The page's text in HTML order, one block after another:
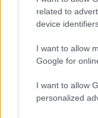
related to
device
I want to allow
Google for
I want to allow
personalized
pubblicamente
capo della
metodi di Patel
lungo articolo
cui si dice